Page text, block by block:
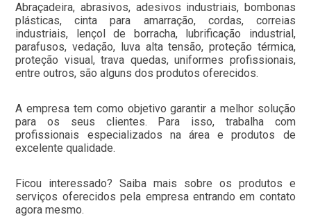
Abraçadeira, abrasivos, adesivos industriais, bombonas
plásticas, cinta para amarração, cordas, correias
industriais, lençol de borracha, lubrificação industrial,
parafusos, vedação, luva alta tensão, proteção térmica,
proteção visual, trava quedas, uniformes profissionais,
entre outros, são alguns dos produtos oferecidos.
A empresa tem como objetivo garantir a melhor solução
para os seus clientes. Para isso, trabalha com
profissionais especializados na área e produtos de
excelente qualidade.
Ficou interessado? Saiba mais sobre os produtos e
serviços oferecidos pela empresa entrando em contato
agora mesmo.